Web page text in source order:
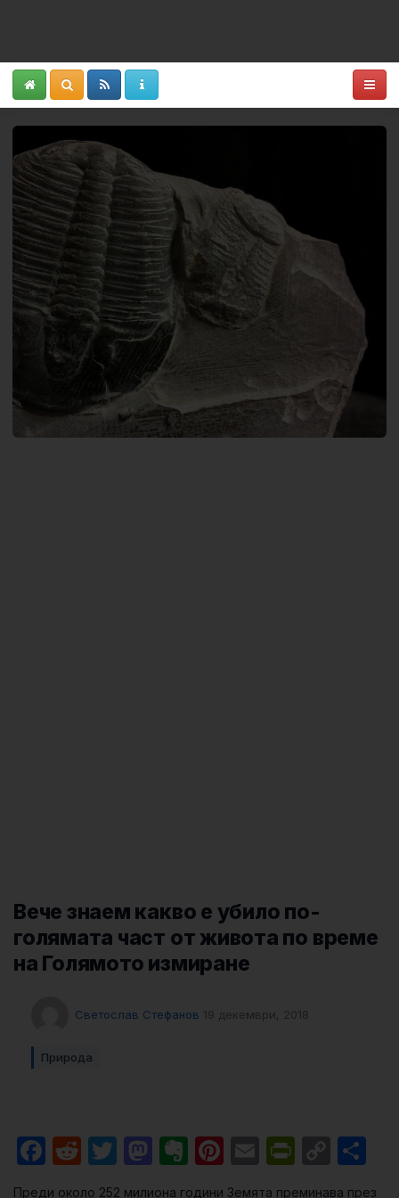
Вече знаем какво е убило по-
голямата част от живота по време
на Голямото измиране
Светослав Стефанов 19 декември, 2018
Природа
Facebook
RedditTwitter
Mastodon
Evernote
Pinterest
Email
Преди около 252 милиона години Земята преминава през